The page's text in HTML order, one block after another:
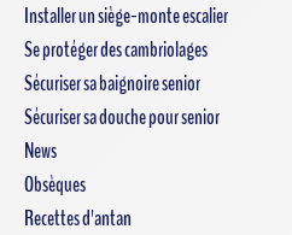
Installer un siège-monte escalier
Se protéger des cambriolages
Sécuriser sa baignoire senior
Sécuriser sa douche pour senior
News
Obsèques
Recettes d'antan